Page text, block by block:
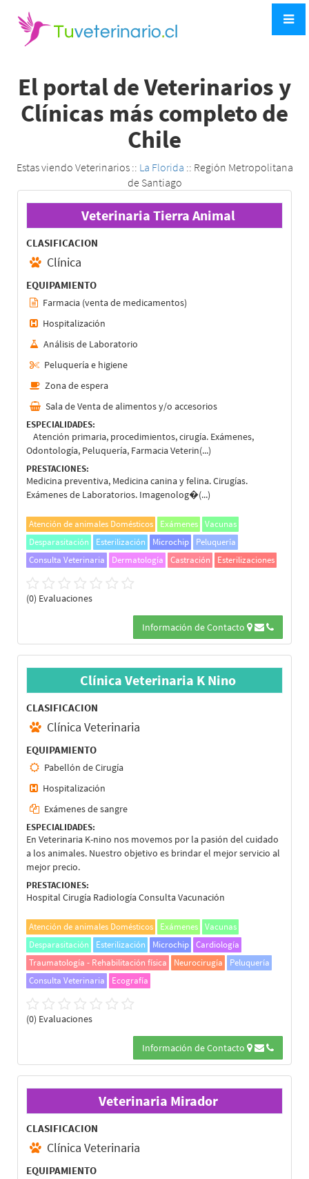
El portal de Veterinarios y
Clínicas más completo de
Chile
Estas viendo Veterinarios :: La Florida :: Región Metropolitana
de Santiago
Veterinaria Tierra Animal
CLASIFICACION
Clínica
EQUIPAMIENTO
Farmacia (venta de medicamentos)
Hospitalización
Análisis de Laboratorio
Peluquería e higiene
Zona de espera
Sala de Venta de alimentos y/o accesorios
ESPECIALIDADES:
Atención primaria, procedimientos, cirugía. Exámenes,
Odontología, Peluquería, Farmacia Veterin(...)
PRESTACIONES:
Medicina preventiva, Medicina canina y felina. Cirugías.
Exámenes de Laboratorios. Imagenolog�(...)
Atención de animales Domésticos Exámenes Vacunas
Desparasitación
Esterilización Microchip
Peluquería
Consulta Veterinaria
Dermatología Castración Esterilizaciones
(0) Evaluaciones
Información de Contacto
Clínica Veterinaria K Nino
CLASIFICACION
Clínica Veterinaria
EQUIPAMIENTO
Pabellón de Cirugía
Hospitalización
Exámenes de sangre
ESPECIALIDADES:
En Veterinaria K-nino nos movemos por la pasión del cuidado
a los animales. Nuestro objetivo es brindar el mejor servicio al
mejor precio.
PRESTACIONES:
Hospital Cirugía Radiología Consulta Vacunación
Atención de animales Domésticos Exámenes Vacunas
Desparasitación
Esterilización Microchip Cardiología
Traumatología - Rehabilitación física
Neurocirugía
Peluquería
Consulta Veterinaria
Ecografía
(0) Evaluaciones
Información de Contacto
Veterinaria Mirador
CLASIFICACION
Clínica Veterinaria
EQUIPAMIENTO